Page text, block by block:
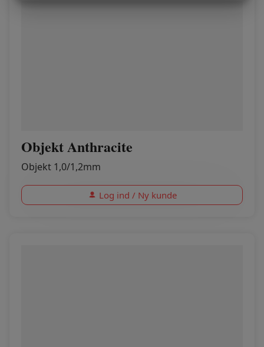
Objekt Anthracite
Objekt 1,0/1,2mm
Log ind / Ny kunde